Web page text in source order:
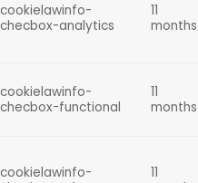
cookielawinfo-
checbox-analytics
11
months
cookielawinfo-
checbox-functional
11
months
cookielawinfo-
11